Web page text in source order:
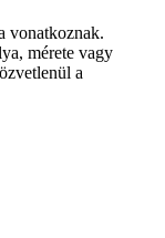
vonatkoznak.
mérete vagy
a